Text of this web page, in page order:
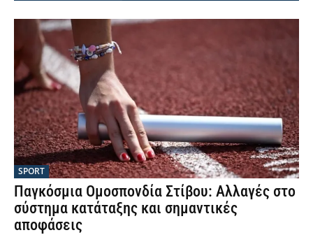
SPORT
Παγκόσμια Ομοσπονδία Στίβου: Αλλαγές στο
σύστημα κατάταξης και σημαντικές
αποφάσεις